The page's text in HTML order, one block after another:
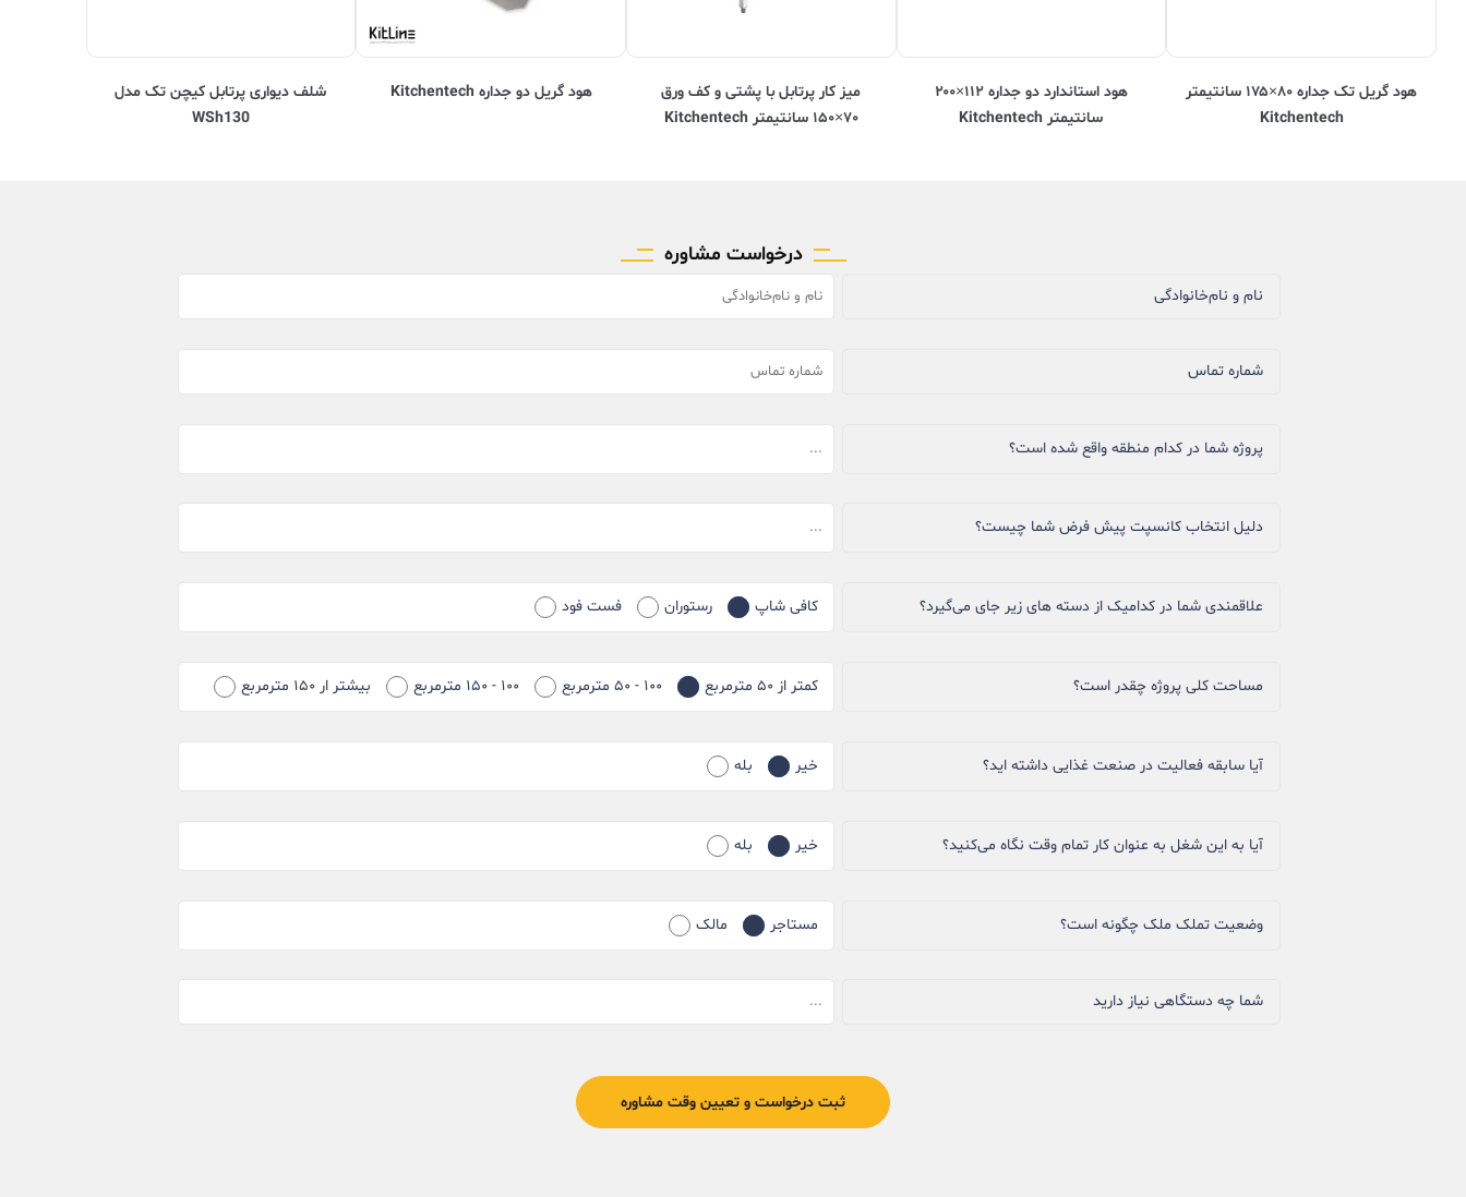
هود گریل تک جداره ۸۰×۱۷۵ سانتیمتر
Kitchentech
هود استاندارد دو جداره ۱۱۲×۲۰۰
سانتیمتر Kitchentech
ميز کار پرتابل با پشتی و کف ورق
۷۰×۱۵۰ سانتیمتر Kitchentech
هود گریل دو جداره Kitchentech
شلف دیواری پرتابل کیچن تک مدل
WSh130
درخواست مشاوره
نام و نام‌خانوادگی
شماره تماس
پروژه شما در کدام منطقه واقع شده است؟
دلیل انتخاب کانسپت پیش فرض شما چیست؟
علاقمندی شما در کدامیک از دسته های زیر جای می‌گیرد؟ کافی شاپ رستوران فست فود
مساحت کلی پروژه چقدر است؟ کمتر از ۵۰ مترمربع ۱۰۰ - ۵۰ مترمربع ۱۰۰ - ۱۵۰ مترمربع بیشتر ار ۱۵۰ مترمربع
آیا سابقه فعالیت در صنعت غذایی داشته اید؟ خیر بله
آیا به این شغل به عنوان کار تمام وقت نگاه می‌کنید؟ خیر بله
وضعیت تملک ملک چگونه است؟ مستاجر مالک
شما چه دستگاهی نیاز دارید